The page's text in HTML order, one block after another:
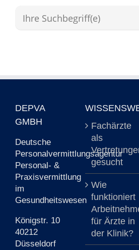
DEPVA
GMBH
Deutsche
Personalvermittlungsagentur
Personal- &
Praxisvermittlung
im
Gesundheitswesen
Königstr. 10
40212
Düsseldorf
Fachärzte
als
gesucht
Wie
funktioniert
für Ärzte in
der Klinik?